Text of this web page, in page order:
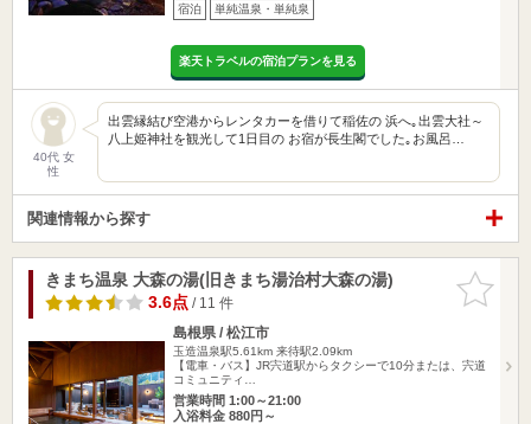
宿泊 単純温泉・単純泉
楽天トラベルの宿泊プランを見る
40代 女
性
出雲縁結び空港からレンタカーを借りて稲佐の 浜へ｡出雲大社～
八上姫神社を観光して1日目の お宿が長生閣でした｡お風呂…
関連情報から探す
お気に入
りに追加
きまち温泉 大森の湯(旧きまち湯治村大森の湯)
3.6点/ 11 件
島根県 / 松江市
玉造温泉駅5.61km 来待駅2.09km
【電車・バス】JR宍道駅からタクシーで10分または、宍道
コミュニティ…
営業時間 1:00～21:00
入浴料金 880円～